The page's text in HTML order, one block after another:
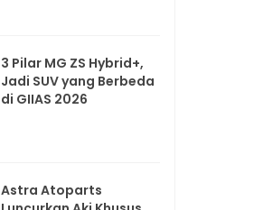
3 Pilar MG ZS Hybrid+,
Jadi SUV yang Berbeda
di GIIAS 2026
Astra Atoparts